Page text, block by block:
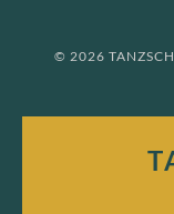
© 2026